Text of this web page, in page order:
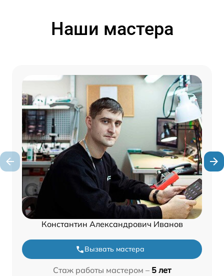
Наши мастера
Константин Александрович Иванов
Вызвать мастера
Стаж работы мастером – 5 лет